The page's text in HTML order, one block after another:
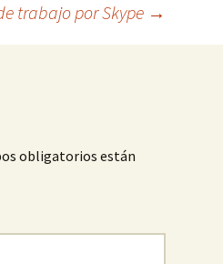
trabajo por Skype →
obligatorios están